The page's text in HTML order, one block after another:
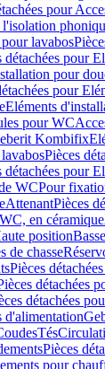
pour
l'isolation
lavabos
détachées pour
pour
pour
Eléments
pour WC
Kombifix
Pièces
détachées pour
WCPour
AttenantPièces
en céramique
position
de chasse
Pièces
détachées
détachées
d'alimentation
Tés
Pièces
pour